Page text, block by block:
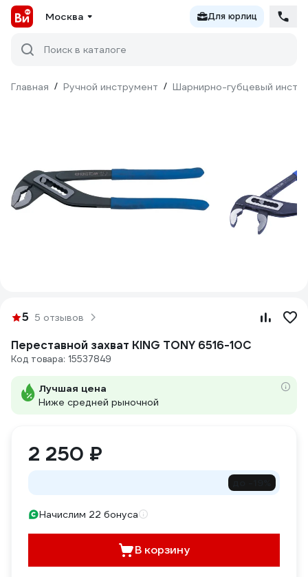
Москва Для юрлиц
Поиск в каталоге
Главная / Ручной инструмент / Шарнирно-губцевый
5 5 отзывов
Переставной захват KING TONY 6516-10C
Код товара: 15537849
Лучшая цена
Ниже средней рыночной
2 250 ₽
Начислим 22 бонуса
В корзину